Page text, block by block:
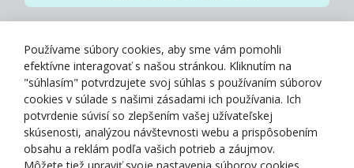
O NÁS
Používame súbory cookies, aby sme vám pomohli
efektívne interagovať s našou stránkou. Kliknutím na
"súhlasím" potvrdzujete svoj súhlas s používaním súborov
cookies v súlade s našimi zásadami ich používania. Ich
potvrdenie súvisí so zlepšením vašej užívateľskej
skúsenosti, analýzou návštevnosti webu a prispôsobením
obsahu a reklám podľa vašich potrieb a záujmov.